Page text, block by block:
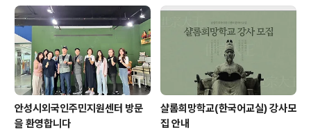
안성시외국인주민지원센터 방문
을 환영합니다
샬롬희망학교(한국어교실) 강사모
집 안내